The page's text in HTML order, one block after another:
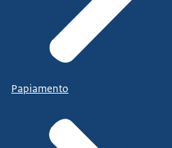
Papiamento